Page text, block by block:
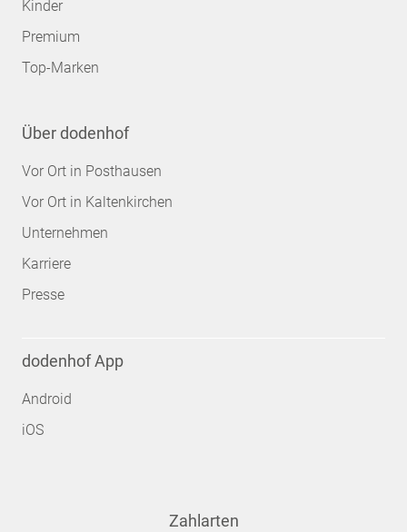
Kinder
Premium
Top-Marken
Über dodenhof
Vor Ort in Posthausen
Vor Ort in Kaltenkirchen
Unternehmen
Karriere
Presse
dodenhof App
Android
iOS
Zahlarten